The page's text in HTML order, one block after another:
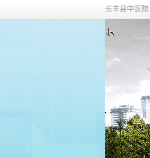
长丰县中医院